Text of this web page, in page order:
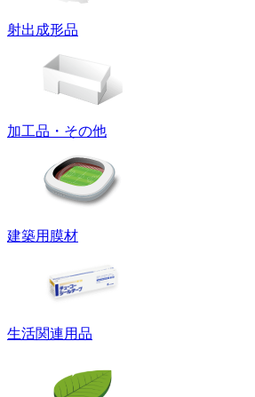
射出成形品
加工品・その他
建築用膜材
生活関連用品